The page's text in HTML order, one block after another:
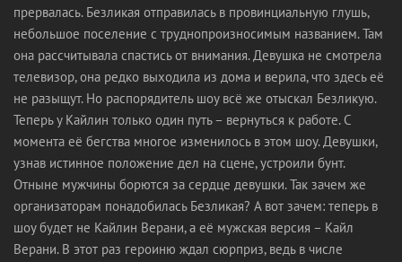
прервалась. Безликая отправилась в провинциальную глушь,
небольшое поселение с труднопроизносимым названием. Там
она рассчитывала спастись от внимания. Девушка не смотрела
телевизор, она редко выходила из дома и верила, что здесь её
не разыщут. Но распорядитель шоу всё же отыскал Безликую.
Теперь у Кайлин только один путь – вернуться к работе. С
момента её бегства многое изменилось в этом шоу. Девушки,
узнав истинное положение дел на сцене, устроили бунт.
Отныне мужчины борются за сердце девушки. Так зачем же
организаторам понадобилась Безликая? А вот зачем: теперь в
шоу будет не Кайлин Верани, а её мужская версия – Кайл
Верани. В этот раз героиню ждал сюрприз, ведь в числе